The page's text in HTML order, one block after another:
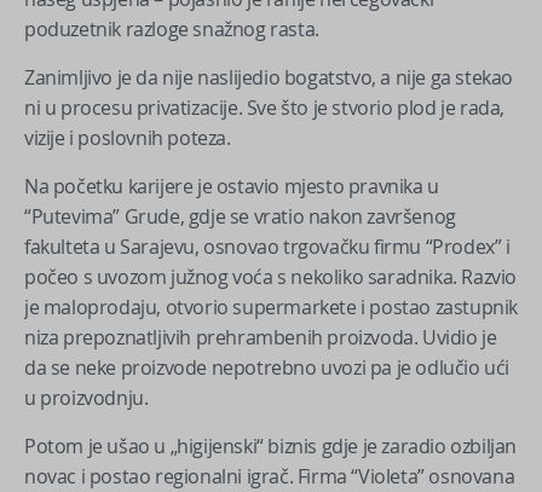
poduzetnik razloge snažnog rasta.
Zanimljivo je da nije naslijedio bogatstvo, a nije ga stekao
ni u procesu privatizacije. Sve što je stvorio plod je rada,
vizije i poslovnih poteza.
Na početku karijere je ostavio mjesto pravnika u
“Putevima” Grude, gdje se vratio nakon završenog
fakulteta u Sarajevu, osnovao trgovačku firmu “Prodex” i
počeo s uvozom južnog voća s nekoliko saradnika. Razvio
je maloprodaju, otvorio supermarkete i postao zastupnik
niza prepoznatljivih prehrambenih proizvoda. Uvidio je
da se neke proizvode nepotrebno uvozi pa je odlučio ući
u proizvodnju.
Potom je ušao u „higijenski“ biznis gdje je zaradio ozbiljan
novac i postao regionalni igrač. Firma “Violeta” osnovana